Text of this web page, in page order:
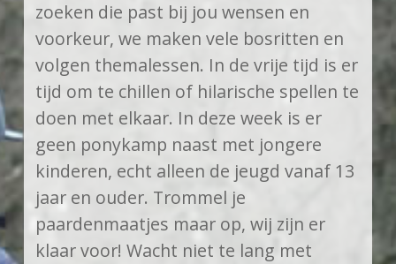
zoeken die past bij jou wensen en
voorkeur, we maken vele bosritten en
volgen themalessen. In de vrije tijd is er
tijd om te chillen of hilarische spellen te
doen met elkaar. In deze week is er
geen ponykamp naast met jongere
kinderen, echt alleen de jeugd vanaf 13
jaar en ouder. Trommel je
paardenmaatjes maar op, wij zijn er
klaar voor! Wacht niet te lang met